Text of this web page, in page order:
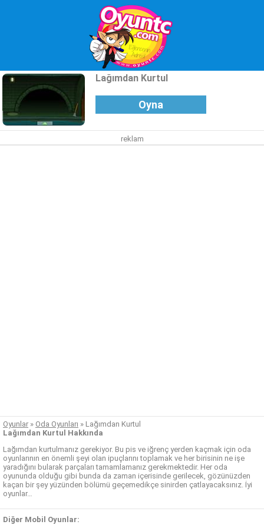
Lağımdan Kurtul
Oyna
reklam
Oyunlar » Oda Oyunları » Lağımdan Kurtul
Lağımdan Kurtul Hakkında
Lağımdan kurtulmanız gerekiyor. Bu pis ve iğrenç yerden kaçmak için oda
oyunlarının en önemli şeyi olan ipuçlarını toplamak ve her birisinin ne işe
yaradığını bularak parçaları tamamlamanız gerekmektedir. Her oda
oyununda olduğu gibi bunda da zaman içerisinde gerilecek, gözünüzden
kaçan bir şey yüzünden bölümü geçemedikçe sinirden çatlayacaksınız. İyi
oyunlar…
Diğer Mobil Oyunlar: